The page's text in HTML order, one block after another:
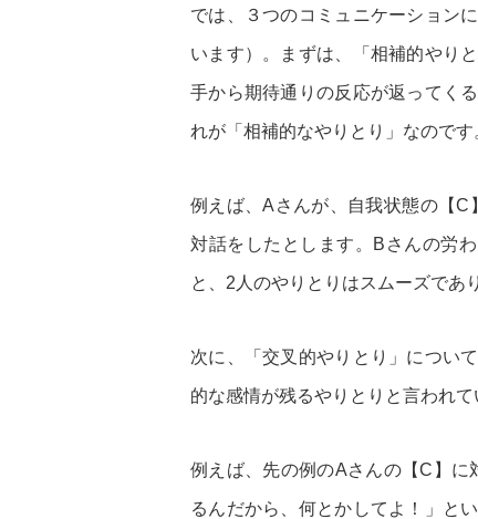
では、３つのコミュニケーション
います）。まずは、「相補的やり
手から期待通りの反応が返ってく
れが「相補的なやりとり」なのです
例えば、Aさんが、自我状態の【
対話をしたとします。Bさんの労
と、2人のやりとりはスムーズであ
次に、「交叉的やりとり」につい
的な感情が残るやりとりと言われて
例えば、先の例のAさんの【C】に
るんだから、何とかしてよ！」と